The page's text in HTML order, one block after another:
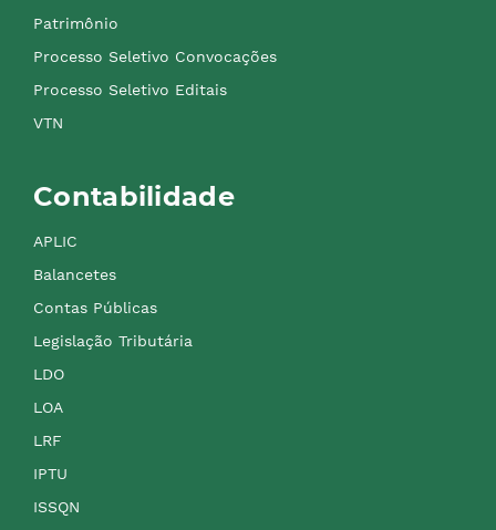
Patrimônio
Processo Seletivo Convocações
Processo Seletivo Editais
VTN
Contabilidade
APLIC
Balancetes
Contas Públicas
Legislação Tributária
LDO
LOA
LRF
IPTU
ISSQN